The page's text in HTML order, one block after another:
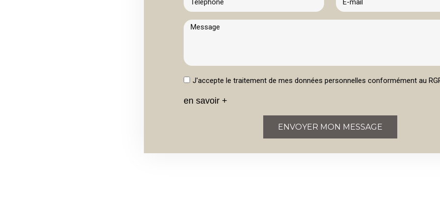
J'accepte le traitement de mes données personnelles conformément au
en savoir +
ENVOYER MON MESSAGE